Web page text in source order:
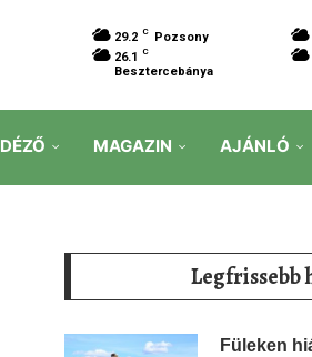
29.2 C Pozsony
26.1 C
Besztercebánya
MAGAZIN AJÁNLÓ
Legfrissebb
Füleken